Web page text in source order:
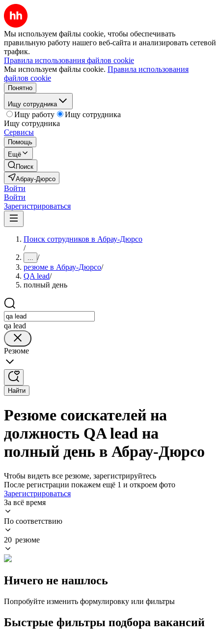
Мы используем файлы cookie, чтобы обеспечивать
правильную работу нашего веб-сайта и анализировать сетевой
трафик.
Правила использования файлов cookie
Мы используем файлы cookie. Правила использования
файлов cookie
Понятно
Ищу сотрудника
Ищу работу
Ищу сотрудника
Ищу сотрудника
Сервисы
Помощь
Ещё
Поиск
Абрау-Дюрсо
Войти
Войти
Зарегистрироваться
Поиск сотрудников в Абрау-Дюрсо
/
... /
резюме в Абрау-Дюрсо/
QA lead/
полный день
qa lead
Резюме
Найти
Резюме соискателей на
должность QA lead на
полный день в Абрау-Дюрсо
Чтобы видеть все резюме, зарегистрируйтесь
После регистрации покажем ещё 1 и откроем фото
Зарегистрироваться
За всё время
По соответствию
20 резюме
Ничего не нашлось
Попробуйте изменить формулировку или фильтры
Быстрые фильтры подбора вакансий